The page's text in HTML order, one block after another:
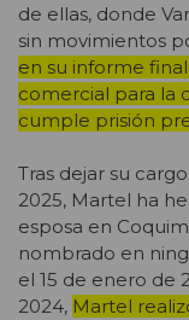
de ellas, donde
sin movimientos
en su informe
comercial para la
cumple prisión
Tras dejar su
2025, Martel ha
esposa en
nombrado en
el 15 de enero de
2024, Martel